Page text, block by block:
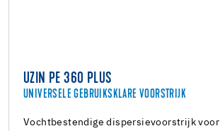
UZIN PE 360 PLUS
UNIVERSELE GEBRUIKSKLARE VOORSTRIJK
Vochtbestendige dispersievoorstrijk voor